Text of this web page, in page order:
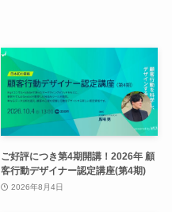
ご好評につき第4期開講！2026年 顧
客行動デザイナー認定講座(第4期)
2026年8月4日